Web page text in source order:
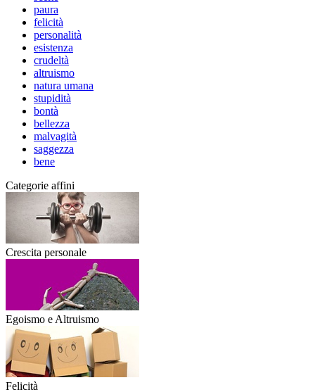
paura
felicità
personalità
esistenza
crudeltà
altruismo
natura umana
stupidità
bontà
bellezza
malvagità
saggezza
bene
Categorie affini
Crescita personale
Egoismo e Altruismo
Felicità